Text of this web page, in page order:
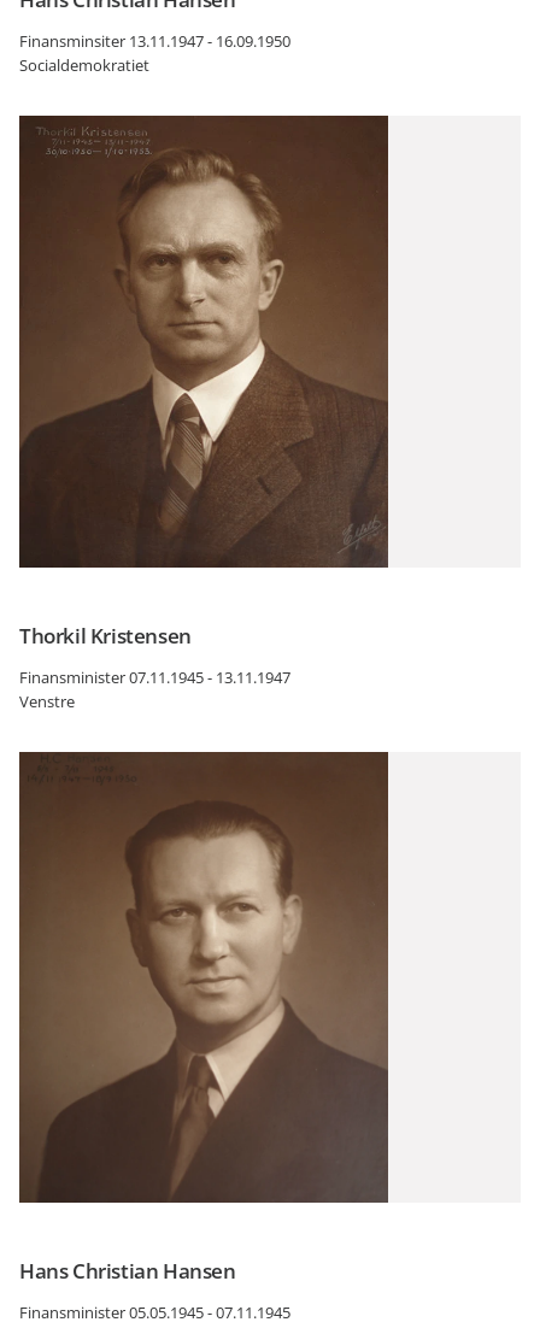
Finansminsiter 13.11.1947 - 16.09.1950
Socialdemokratiet
Thorkil Kristensen
Finansminister 07.11.1945 - 13.11.1947
Venstre
Hans Christian Hansen
Finansminister 05.05.1945 - 07.11.1945